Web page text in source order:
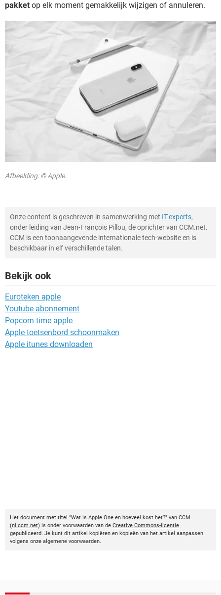
pakket op elk moment gemakkelijk wijzigen of annuleren.
Afbeelding: © Apple.
Onze content is geschreven in samenwerking met IT-experts,
onder leiding van Jean-François Pillou, de oprichter van CCM.net.
CCM is een toonaangevende internationale tech-website en is
beschikbaar in elf verschillende talen.
Bekijk ook
Euroteken apple
Youtube abonnement
Popcorn time apple
Apple toetsenbord schoonmaken
Apple itunes downloaden
Het document met titel "Wat is Apple One en hoeveel kost het?" van CCM
(nl.ccm.net) is onder voorwaarden van de Creative Commons-licentie
gepubliceerd. Je kunt dit artikel kopiëren en kopieën van het artikel aanpassen
volgens onze algemene voorwaarden.